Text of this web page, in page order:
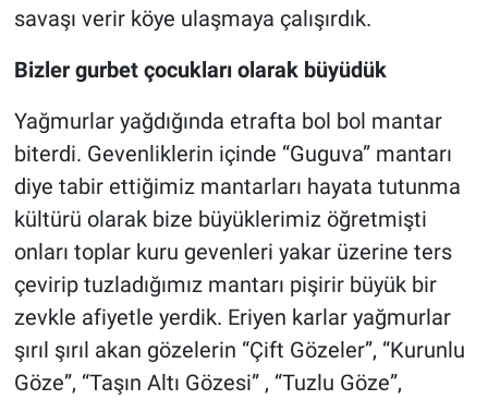
savaşı verir köye ulaşmaya çalışırdık.
Bizler gurbet çocukları olarak büyüdük
Yağmurlar yağdığında etrafta bol bol mantar
biterdi. Gevenliklerin içinde “Guguva” mantarı
diye tabir ettiğimiz mantarları hayata tutunma
kültürü olarak bize büyüklerimiz öğretmişti
onları toplar kuru gevenleri yakar üzerine ters
çevirip tuzladığımız mantarı pişirir büyük bir
zevkle afiyetle yerdik. Eriyen karlar yağmurlar
şırıl şırıl akan gözelerin “Çift Gözeler”, “Kurunlu
Göze”, “Taşın Altı Gözesi” , “Tuzlu Göze”,